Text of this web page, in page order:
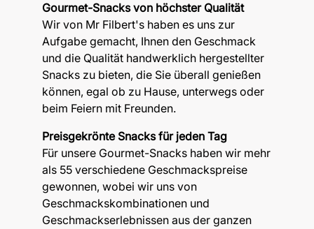
Gourmet-Snacks von höchster Qualität
Wir von Mr Filbert's haben es uns zur
Aufgabe gemacht, Ihnen den Geschmack
und die Qualität handwerklich hergestellter
Snacks zu bieten, die Sie überall genießen
können, egal ob zu Hause, unterwegs oder
beim Feiern mit Freunden.
Preisgekrönte Snacks für jeden Tag
Für unsere Gourmet-Snacks haben wir mehr
als 55 verschiedene Geschmackspreise
gewonnen, wobei wir uns von
Geschmackskombinationen und
Geschmackserlebnissen aus der ganzen